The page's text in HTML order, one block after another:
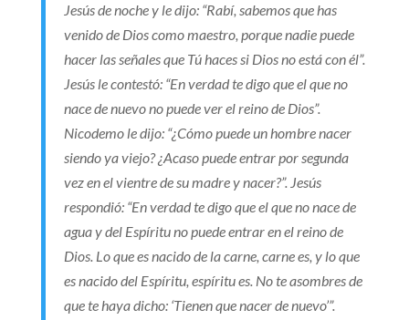
Jesús de noche y le dijo: “Rabí, sabemos que has
venido de Dios como maestro, porque nadie puede
hacer las señales que Tú haces si Dios no está con él”.
Jesús le contestó: “En verdad te digo que el que no
nace de nuevo no puede ver el reino de Dios”.
Nicodemo le dijo: “¿Cómo puede un hombre nacer
siendo ya viejo? ¿Acaso puede entrar por segunda
vez en el vientre de su madre y nacer?”. Jesús
respondió: “En verdad te digo que el que no nace de
agua y del Espíritu no puede entrar en el reino de
Dios. Lo que es nacido de la carne, carne es, y lo que
es nacido del Espíritu, espíritu es. No te asombres de
que te haya dicho: ‘Tienen que nacer de nuevo’”.